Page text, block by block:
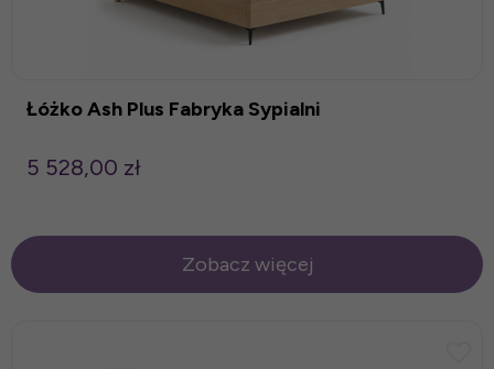
Łóżko Ash Plus Fabryka Sypialni
5 528,00 zł
Zobacz więcej